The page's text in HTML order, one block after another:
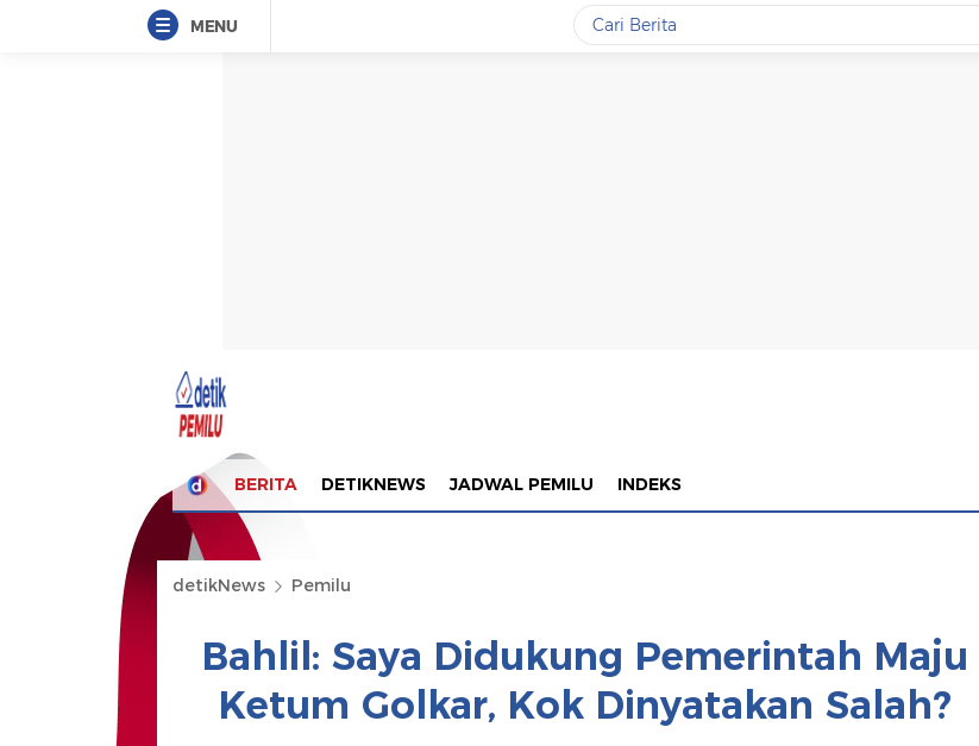
MENU
BERITA DETIKNEWS JADWAL PEMILU INDEKS
detikNews Pemilu
Bahlil: Saya Didukung Pemerintah Maju
Ketum Golkar, Kok Dinyatakan Salah?